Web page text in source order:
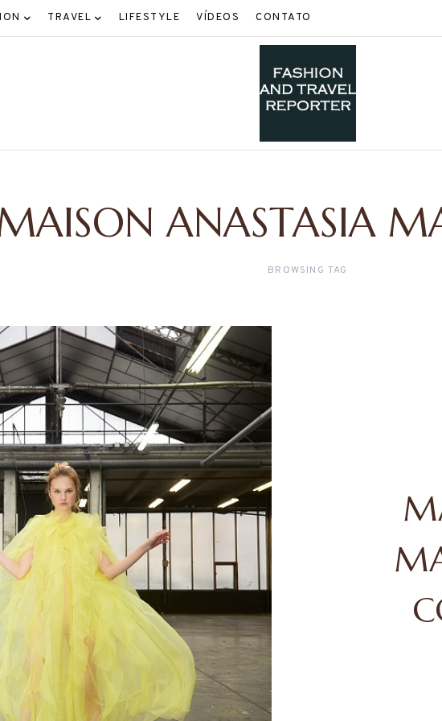
TRAVEL LIFESTYLE VÍDEOS CONTATO
ANASTASIA
BROWSING TAG